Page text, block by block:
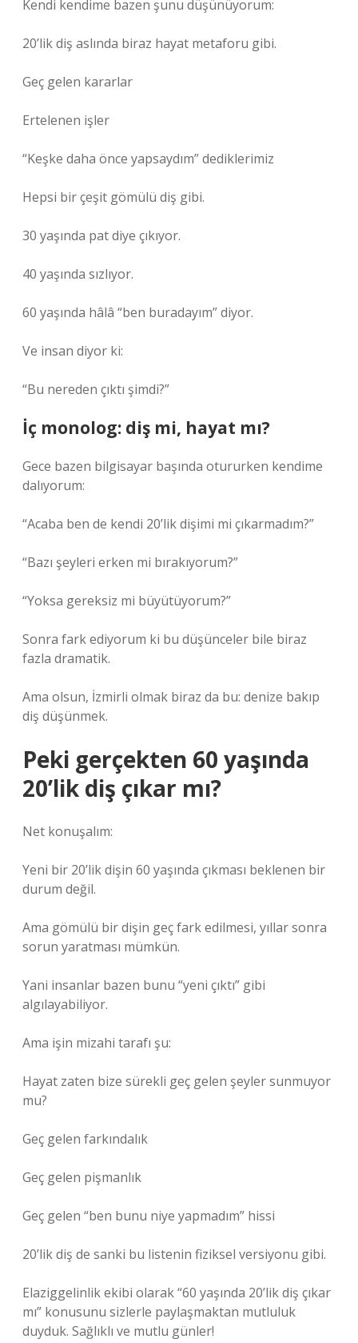
Kendi kendime bazen şunu düşünüyorum:
20’lik diş aslında biraz hayat metaforu gibi.
Geç gelen kararlar
Ertelenen işler
“Keşke daha önce yapsaydım” dediklerimiz
Hepsi bir çeşit gömülü diş gibi.
30 yaşında pat diye çıkıyor.
40 yaşında sızlıyor.
60 yaşında hâlâ “ben buradayım” diyor.
Ve insan diyor ki:
“Bu nereden çıktı şimdi?”
İç monolog: diş mi, hayat mı?
Gece bazen bilgisayar başında otururken kendime
dalıyorum:
“Acaba ben de kendi 20’lik dişimi mi çıkarmadım?”
“Bazı şeyleri erken mi bırakıyorum?”
“Yoksa gereksiz mi büyütüyorum?”
Sonra fark ediyorum ki bu düşünceler bile biraz
fazla dramatik.
Ama olsun, İzmirli olmak biraz da bu: denize bakıp
diş düşünmek.
Peki gerçekten 60 yaşında
20’lik diş çıkar mı?
Net konuşalım:
Yeni bir 20’lik dişin 60 yaşında çıkması beklenen bir
durum değil.
Ama gömülü bir dişin geç fark edilmesi, yıllar sonra
sorun yaratması mümkün.
Yani insanlar bazen bunu “yeni çıktı” gibi
algılayabiliyor.
Ama işin mizahi tarafı şu:
Hayat zaten bize sürekli geç gelen şeyler sunmuyor
mu?
Geç gelen farkındalık
Geç gelen pişmanlık
Geç gelen “ben bunu niye yapmadım” hissi
20’lik diş de sanki bu listenin fiziksel versiyonu gibi.
Elaziggelinlik ekibi olarak “60 yaşında 20’lik diş çıkar
mı” konusunu sizlerle paylaşmaktan mutluluk
duyduk. Sağlıklı ve mutlu günler!